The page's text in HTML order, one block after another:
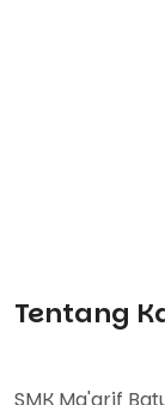
Tentang